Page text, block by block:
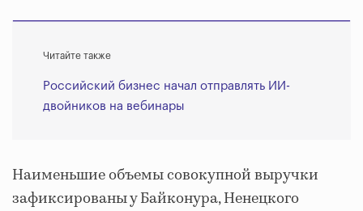
Читайте также
Российский бизнес начал отправлять ИИ-
двойников на вебинары
Наименьшие объемы совокупной выручки
зафиксированы у Байконура, Ненецкого